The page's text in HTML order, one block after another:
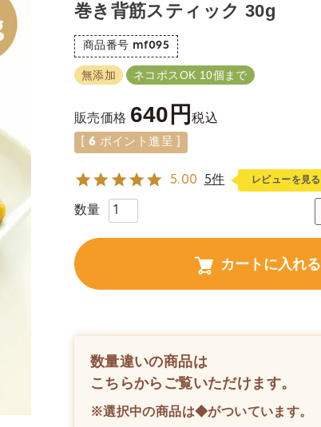
巻き背筋スティック 30g
商品番号 mf095
無添加 ネコポスOK 10個まで
販売価格 640 税込
6 ポイント進呈 ]
5.00 5件 レビューを見る
カートに入れる
数量違いの商品は
こちらからご覧いただけます。
※選択中の商品は◆がついています。